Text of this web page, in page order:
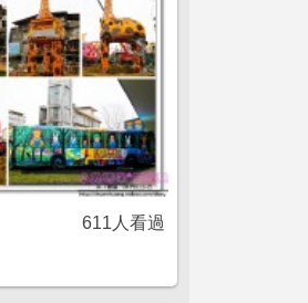
611人看過